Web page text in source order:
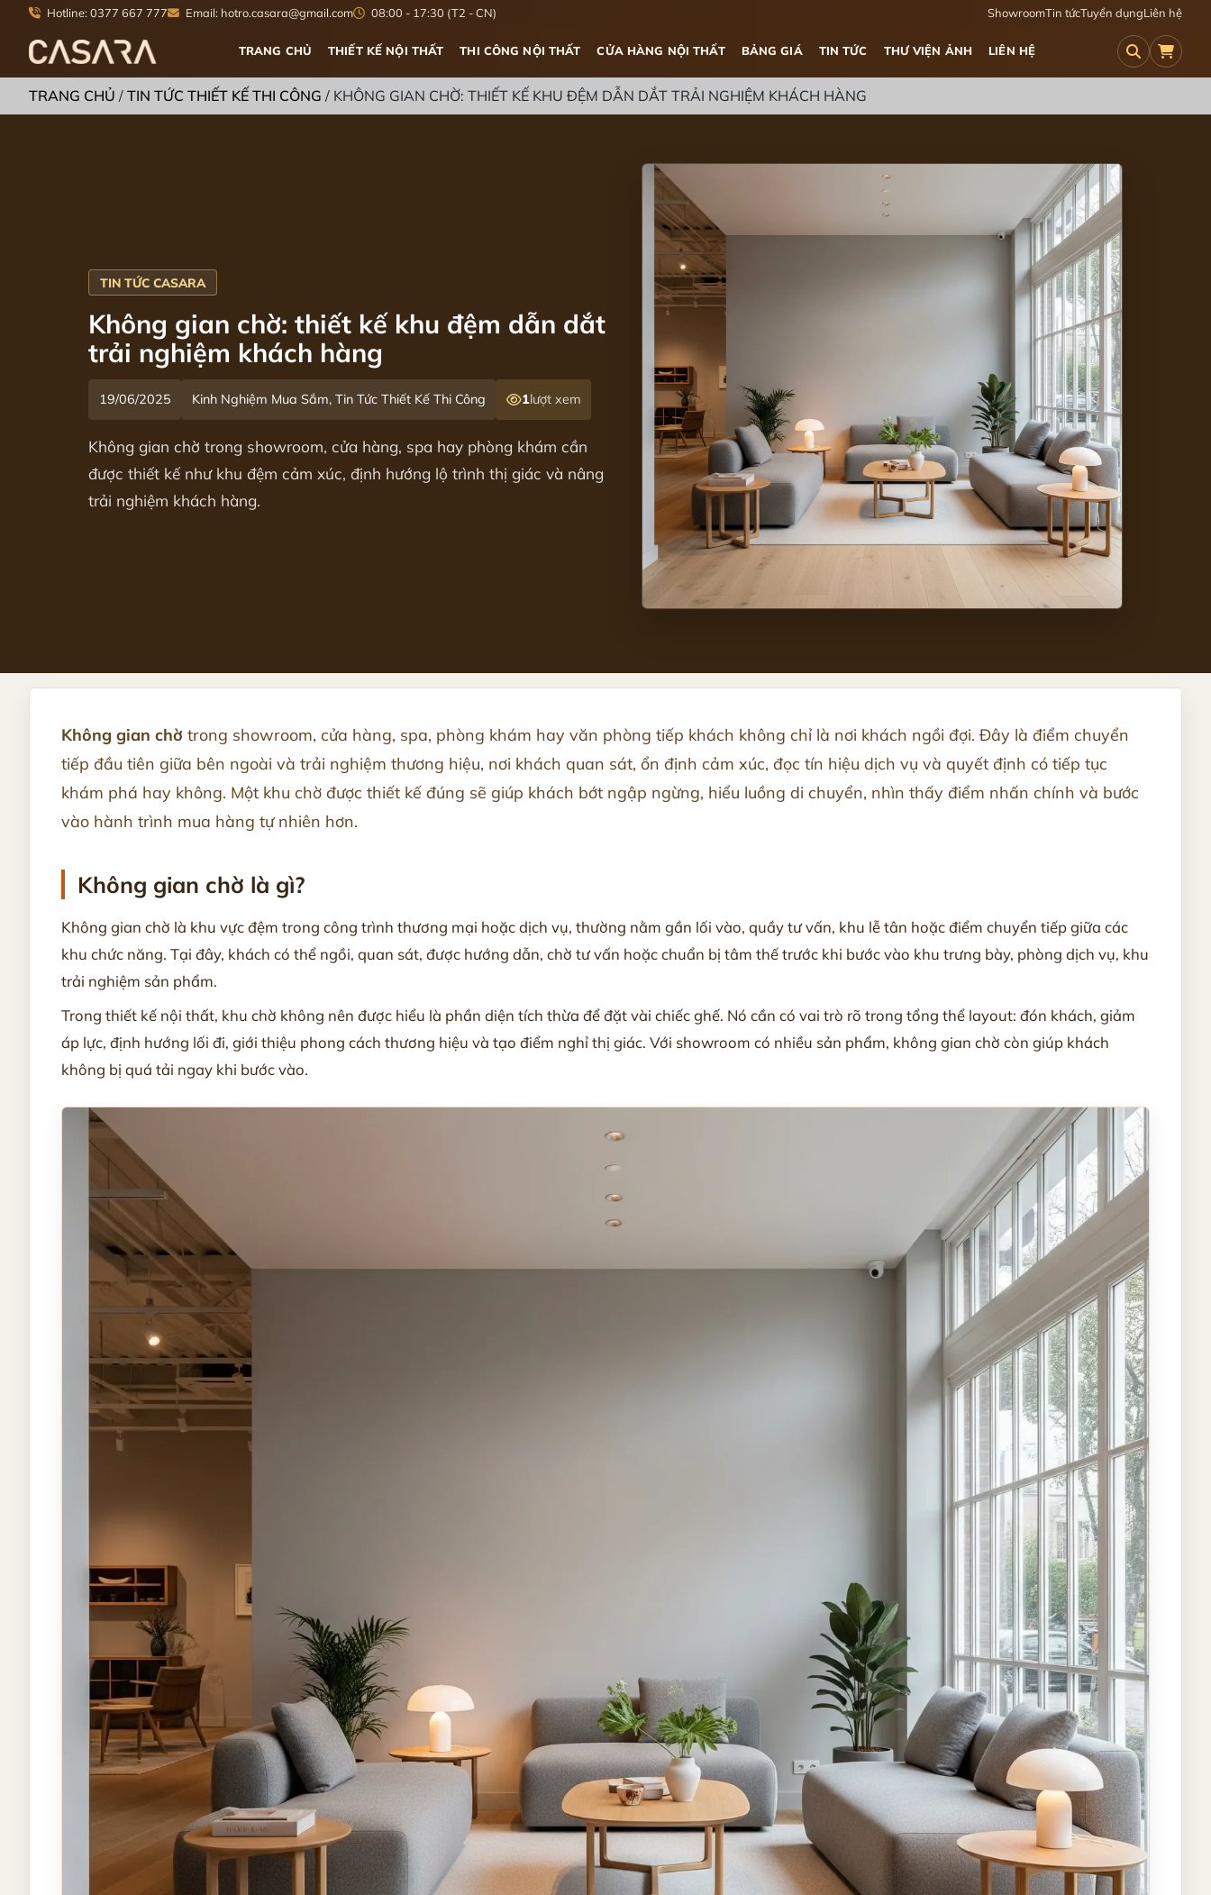
Hotline: 0377 667 777 Email: hotro.casara@gmail.com 08:00 - 17:30 (T2 - CN) ShowroomTin tứcTuyển dụngLiên hệ
TRANG CHỦ THIẾT KẾ NỘI THẤT THI CÔNG NỘI THẤT CỬA HÀNG NỘI THẤT BẢNG GIÁ TIN TỨC THƯ VIỆN ẢNH LIÊN HỆ
TRANG CHỦ / TIN TỨC THIẾT KẾ THI CÔNG / KHÔNG GIAN CHỜ: THIẾT KẾ KHU ĐỆM DẪN DẮT TRẢI NGHIỆM KHÁCH HÀNG
Không gian chờ: thiết kế khu đệm dẫn dắt
trải nghiệm khách hàng
19/06/2025 Kinh Nghiệm Mua Sắm, Tin Tức Thiết Kế Thi Công 1lượt xem
Không gian chờ trong showroom, cửa hàng, spa hay phòng khám cần
được thiết kế như khu đệm cảm xúc, định hướng lộ trình thị giác và nâng
trải nghiệm khách hàng.
Không gian chờ trong showroom, cửa hàng, spa, phòng khám hay văn phòng tiếp khách không chỉ là nơi khách ngồi đợi. Đây là điểm chuyển
tiếp đầu tiên giữa bên ngoài và trải nghiệm thương hiệu, nơi khách quan sát, ổn định cảm xúc, đọc tín hiệu dịch vụ và quyết định có tiếp tục
khám phá hay không. Một khu chờ được thiết kế đúng sẽ giúp khách bớt ngập ngừng, hiểu luồng di chuyển, nhìn thấy điểm nhấn chính và bước
vào hành trình mua hàng tự nhiên hơn.
Không gian chờ là gì?
Không gian chờ là khu vực đệm trong công trình thương mại hoặc dịch vụ, thường nằm gần lối vào, quầy tư vấn, khu lễ tân hoặc điểm chuyển tiếp giữa các
khu chức năng. Tại đây, khách có thể ngồi, quan sát, được hướng dẫn, chờ tư vấn hoặc chuẩn bị tâm thế trước khi bước vào khu trưng bày, phòng dịch vụ, khu
trải nghiệm sản phẩm.
Trong thiết kế nội thất, khu chờ không nên được hiểu là phần diện tích thừa để đặt vài chiếc ghế. Nó cần có vai trò rõ trong tổng thể layout: đón khách, giảm
áp lực, định hướng lối đi, giới thiệu phong cách thương hiệu và tạo điểm nghỉ thị giác. Với showroom có nhiều sản phẩm, không gian chờ còn giúp khách
không bị quá tải ngay khi bước vào.